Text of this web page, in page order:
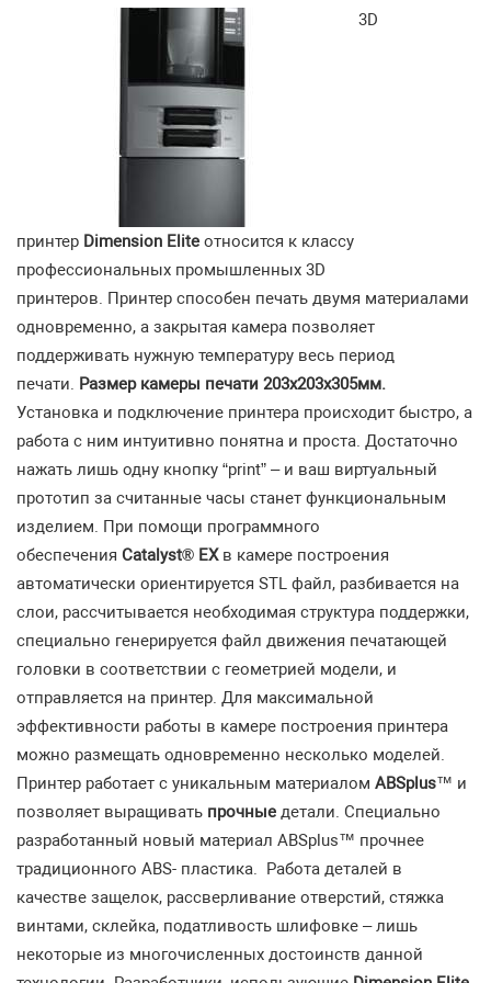
3D
принтер Dimension Elite относится к классу
профессиональных промышленных 3D
принтеров. Принтер способен печать двумя материалами
одновременно, а закрытая камера позволяет
поддерживать нужную температуру весь период
печати. Размер камеры печати 203х203х305мм.
Установка и подключение принтера происходит быстро, а
работа с ним интуитивно понятна и проста. Достаточно
нажать лишь одну кнопку “print” – и ваш виртуальный
прототип за считанные часы станет функциональным
изделием. При помощи программного
обеспечения Catalyst® EXв камере построения
автоматически ориентируется STL файл, разбивается на
слои, рассчитывается необходимая структура поддержки,
специально генерируется файл движения печатающей
головки в соответствии с геометрией модели, и
отправляется на принтер. Для максимальной
эффективности работы в камере построения принтера
можно размещать одновременно несколько моделей.
Принтер работает с уникальным материалом ABSplus™ и
позволяет выращивать прочные детали. Специально
разработанный новый материал ABSplus™ прочнее
традиционного ABS- пластика. Работа деталей в
качестве защелок, рассверливание отверстий, стяжка
винтами, склейка, податливость шлифовке – лишь
некоторые из многочисленных достоинств данной